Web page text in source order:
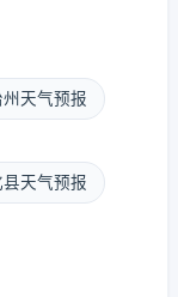
天气预报
天气预报